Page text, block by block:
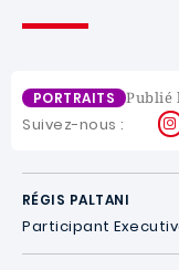
PORTRAITS Publié
Suivez-nous :
RÉGIS PALTANI
Participant